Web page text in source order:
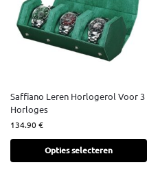
Saffiano Leren Horlogerol Voor 3
Horloges
134.90€
Opties selecteren